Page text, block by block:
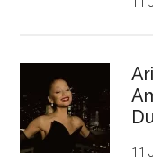
11